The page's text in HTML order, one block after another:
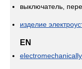
выключатель,
изделие
EN